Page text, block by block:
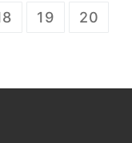
19
20